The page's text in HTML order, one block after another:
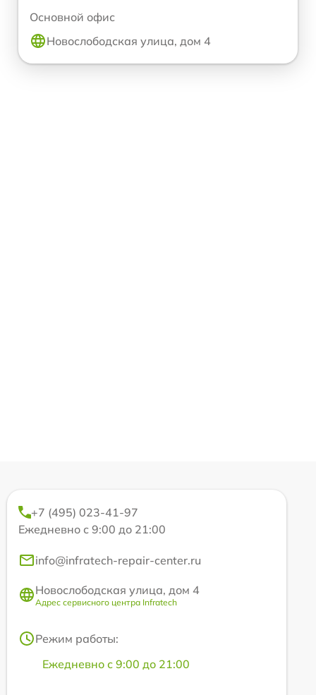
Основной офис
Новослободская улица, дом 4
+7 (495) 023-41-97
Ежедневно с 9:00 до 21:00
info@infratech-repair-center.ru
Новослободская улица, дом 4
Адрес сервисного центра Infratech
Режим работы:
Ежедневно с 9:00 до 21:00